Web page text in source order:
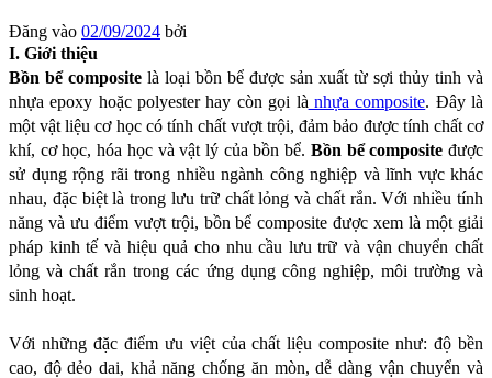
Đăng vào 02/09/2024 bởi
I. Giới thiệu
Bồn bể composite là loại bồn bể được sản xuất từ sợi thủy tinh và
nhựa epoxy hoặc polyester hay còn gọi là nhựa composite. Đây là
một vật liệu cơ học có tính chất vượt trội, đảm bảo được tính chất cơ
khí, cơ học, hóa học và vật lý của bồn bể. Bồn bể composite được
sử dụng rộng rãi trong nhiều ngành công nghiệp và lĩnh vực khác
nhau, đặc biệt là trong lưu trữ chất lỏng và chất rắn. Với nhiều tính
năng và ưu điểm vượt trội, bồn bể composite được xem là một giải
pháp kinh tế và hiệu quả cho nhu cầu lưu trữ và vận chuyển chất
lỏng và chất rắn trong các ứng dụng công nghiệp, môi trường và
sinh hoạt.
Với những đặc điểm ưu việt của chất liệu composite như: độ bền
cao, độ dẻo dai, khả năng chống ăn mòn, dễ dàng vận chuyển và